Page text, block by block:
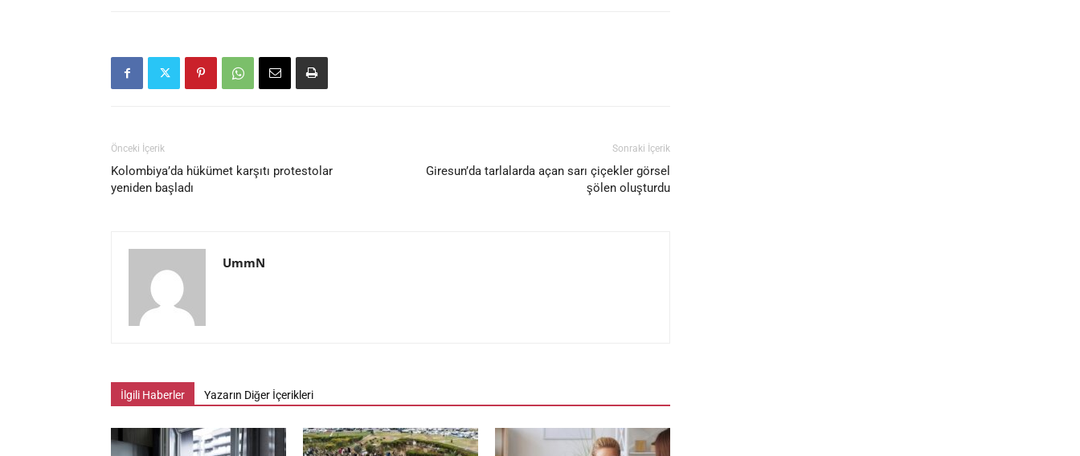
Önceki İçerik
Kolombiya’da hükümet karşıtı protestolar
yeniden başladı
Sonraki İçerik
Giresun’da tarlalarda açan sarı çiçekler görsel
şölen oluşturdu
UmmN
İlgili Haberler Yazarın Diğer İçerikleri